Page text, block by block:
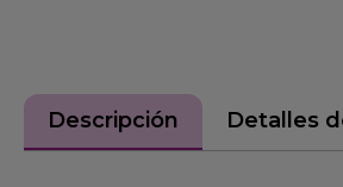
Descripción Detalles